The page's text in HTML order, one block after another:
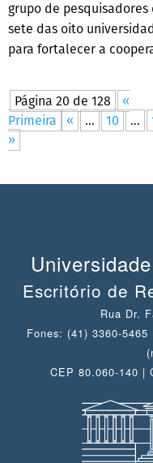
grupo de
sete das oito
para fortalecer a
Página 20 de 128
«
Primeira
« ... 10 ...
»
Escritório de
Rua Dr.
Fones: (41) 3360-5465 (secretaria e acordos) / 3360-5474
CEP 80.060-140 |